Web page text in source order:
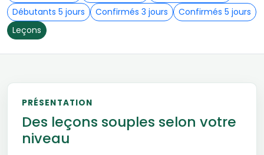
Débutants 5 jours
Confirmés 3 jours
Confirmés 5 jours
Leçons
PRÉSENTATION
Des leçons souples selon votre
niveau